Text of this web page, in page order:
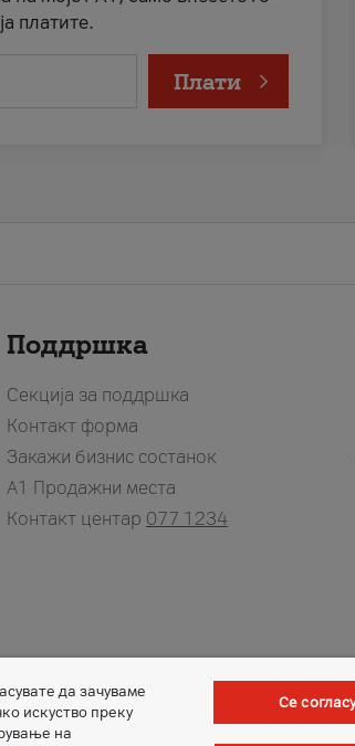
платите.
Плати
Поддршка
Секција за поддршка
Контакт форма
Закажи бизнис состанок
A1 Продажни места
Контакт центар 077 1234
да зачуваме
искуство преку
на
Се